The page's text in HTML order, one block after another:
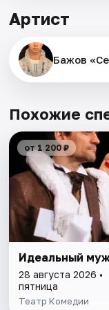
Артист
Бажов
Похожие
от 1 200 ₽
Идеальный
28 августа 2026 •
пятница
Театр Комедии